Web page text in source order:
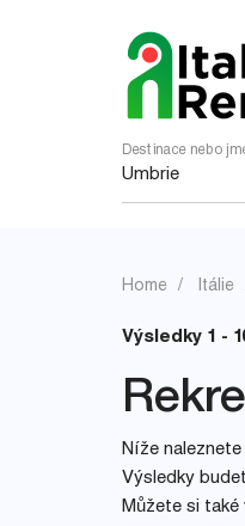
Destinace nebo
Home Itálie
Výsledky 1 -
Níže
Výsledky
Můžete si